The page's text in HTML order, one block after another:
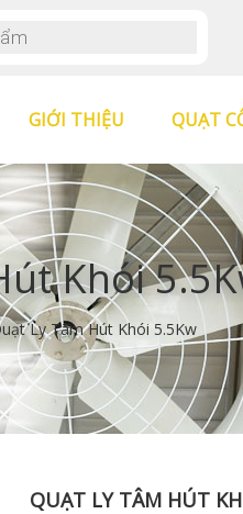
GIỚI THIỆU QUẠT
Khói
Ly Tâm Hút Khói 5.5Kw
QUẠT LY TÂM HÚT